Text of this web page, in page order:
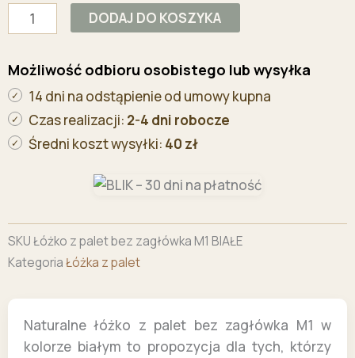
BIAŁE
DODAJ DO KOSZYKA
Możliwość odbioru osobistego lub wysyłka
14 dni na odstąpienie od umowy kupna
Czas realizacji: 2-4 dni robocze
Średni koszt wysyłki: 40 zł
SKUŁóżko z palet bez zagłówka M1 BIAŁE
KategoriaŁóżka z palet
Naturalne łóżko z palet bez zagłówka M1 w
kolorze białym to propozycja dla tych, którzy